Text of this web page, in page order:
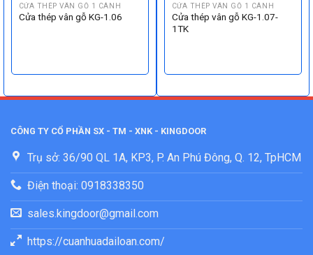
CỬA THÉP VÂN GỖ 1 CÁNH
Cửa thép vân gỗ KG-1.06
CỬA THÉP VÂN GỖ 1 CÁNH
Cửa thép vân gỗ KG-1.07-
1TK
CÔNG TY CỔ PHẦN SX - TM - XNK - KINGDOOR
Trụ sở: 36/90 QL 1A, KP3, P. An Phú Đông, Q. 12, TpHCM
Điện thoại: 0918338350
sales.kingdoor@gmail.com
https://cuanhuadailoan.com/